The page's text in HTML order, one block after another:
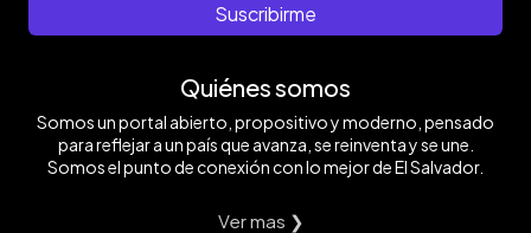
Suscribirme
Quiénes somos
Somos un portal abierto, propositivo y moderno, pensado
para reflejar a un país que avanza, se reinventa y se une.
Somos el punto de conexión con lo mejor de El Salvador.
Ver mas ❯